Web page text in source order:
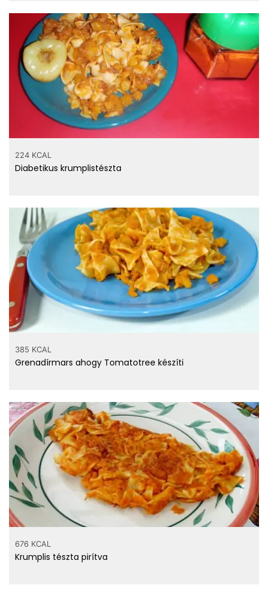
224 KCAL
Diabetikus krumplistészta
385 KCAL
Grenadírmars ahogy Tomatotree készíti
676 KCAL
Krumplis tészta pirítva